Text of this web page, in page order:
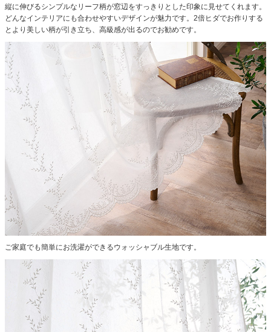
縦に伸びるシンプルなリーフ柄が窓辺をすっきりとした印象に見せてくれます。
どんなインテリアにも合わせやすいデザインが魅力です。2倍ヒダでお作りする
とより美しい柄が引き立ち、高級感が出るのでお勧めです。
ご家庭でも簡単にお洗濯ができるウォッシャブル生地です。